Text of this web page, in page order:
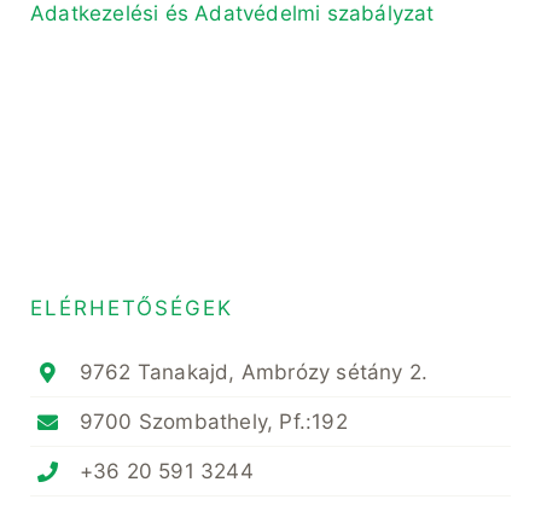
Adatkezelési és Adatvédelmi szabályzat
ELÉRHETŐSÉGEK
9762 Tanakajd, Ambrózy sétány 2.
9700 Szombathely, Pf.:192
+36 20 591 3244